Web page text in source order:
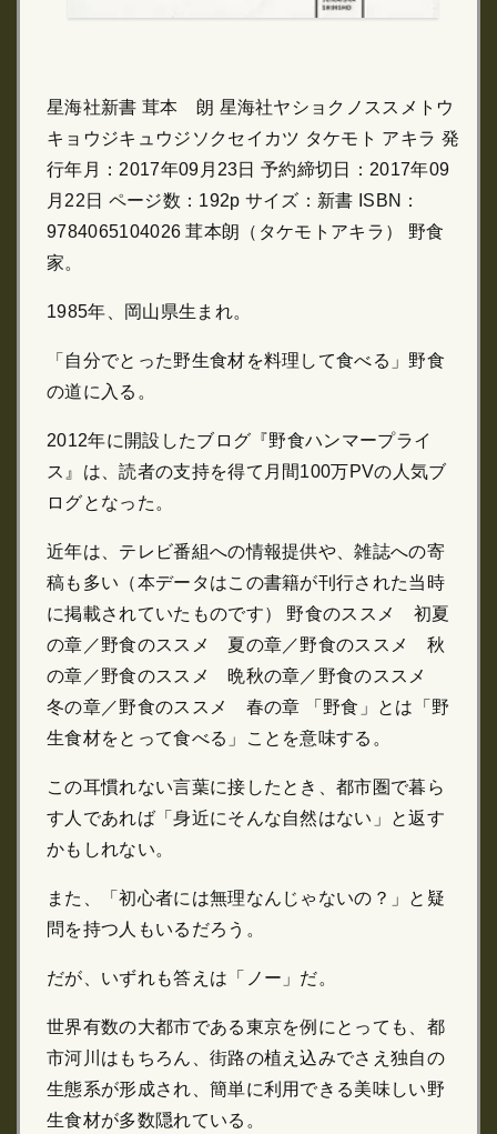
星海社新書 茸本 朗 星海社ヤショクノススメトウ
キョウジキュウジソクセイカツ タケモト アキラ 発
行年月：2017年09月23日 予約締切日：2017年09
月22日 ページ数：192p サイズ：新書 ISBN：
9784065104026 茸本朗（タケモトアキラ） 野食
家。
1985年、岡山県生まれ。
「自分でとった野生食材を料理して食べる」野食
の道に入る。
2012年に開設したブログ『野食ハンマープライ
ス』は、読者の支持を得て月間100万PVの人気ブ
ログとなった。
近年は、テレビ番組への情報提供や、雑誌への寄
稿も多い（本データはこの書籍が刊行された当時
に掲載されていたものです） 野食のススメ 初夏
の章／野食のススメ 夏の章／野食のススメ 秋
の章／野食のススメ 晩秋の章／野食のススメ
冬の章／野食のススメ 春の章 「野食」とは「野
生食材をとって食べる」ことを意味する。
この耳慣れない言葉に接したとき、都市圏で暮ら
す人であれば「身近にそんな自然はない」と返す
かもしれない。
また、「初心者には無理なんじゃないの？」と疑
問を持つ人もいるだろう。
だが、いずれも答えは「ノー」だ。
世界有数の大都市である東京を例にとっても、都
市河川はもちろん、街路の植え込みでさえ独自の
生態系が形成され、簡単に利用できる美味しい野
生食材が多数隠れている。